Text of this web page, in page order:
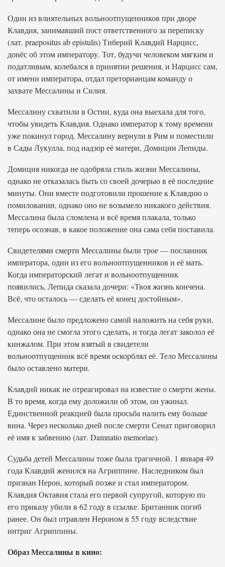
Один из влиятельных вольноотпущенников при дворе
Клавдия, занимавший пост ответственного за переписку
(лат. praepositus ab epistulis) Тиберий Клавдий Нарцисс,
донёс об этом императору. Тот, будучи человеком мягким и
податливым, колебался в принятии решения, и Нарцисс сам,
от имени императора, отдал преторианцам команду о
захвате Мессалины и Силия.
Мессалину схватили в Остии, куда она выехала для того,
чтобы увидеть Клавдия. Однако император к тому времени
уже покинул город. Мессалину вернули в Рим и поместили
в Сады Лукулла, под надзор её матери, Домиции Лепиды.
Домиция никогда не одобряла стиль жизни Мессалины,
однако не отказалась быть со своей дочерью в её последние
минуты. Они вместе подготовили прошение к Клавдию о
помиловании, однако оно не возымело никакого действия.
Мессалина была сломлена и всё время плакала, только
теперь осознав, в какое положение она сама себя поставила.
Свидетелями смерти Мессалины были трое — посланник
императора, один из его вольноотпущенников и её мать.
Когда императорский легат и вольноотпущенник
появились, Лепида сказала дочери: «Твоя жизнь кончена.
Всё, что осталось — сделать её конец достойным».
Мессалине было предложено самой наложить на себя руки,
однако она не смогла этого сделать, и тогда легат заколол её
кинжалом. При этом взятый в свидетели
вольноотпущенник всё время оскорблял её. Тело Мессалины
было оставлено матери.
Клавдий никак не отреагировал на известие о смерти жены.
В то время, когда ему доложили об этом, он ужинал.
Единственной реакцией была просьба налить ему больше
вина. Через несколько дней после смерти Сенат приговорил
её имя к забвению (лат. Damnatio memoriae).
Судьба детей Мессалины тоже была трагичной. 1 января 49
года Клавдий женился на Агриппине. Наследником был
признан Нерон, который позже и стал императором.
Клавдия Октавия стала его первой супругой, которую по
его приказу убили в 62 году в ссылке. Британник погиб
ранее. Он был отравлен Нероном в 55 году вследствие
интриг Агриппины.
Образ Мессалины в кино: